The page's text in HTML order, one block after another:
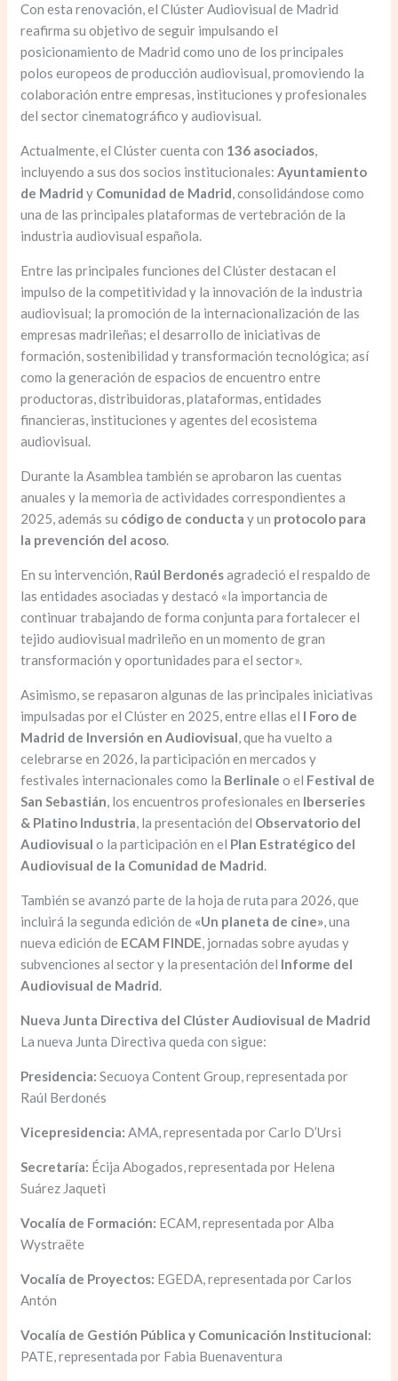
Con esta renovación, el Clúster Audiovisual de Madrid
reafirma su objetivo de seguir impulsando el
posicionamiento de Madrid como uno de los principales
polos europeos de producción audiovisual, promoviendo la
colaboración entre empresas, instituciones y profesionales
del sector cinematográfico y audiovisual.
Actualmente, el Clúster cuenta con 136 asociados,
incluyendo a sus dos socios institucionales:Ayuntamiento
de Madridy Comunidad de Madrid, consolidándose como
una de las principales plataformas de vertebración de la
industria audiovisual española.
Entre las principales funciones del Clúster destacan el
impulso de la competitividad y la innovación de la industria
audiovisual; la promoción de la internacionalización de las
empresas madrileñas; el desarrollo de iniciativas de
formación, sostenibilidad y transformación tecnológica; así
como la generación de espacios de encuentro entre
productoras, distribuidoras, plataformas, entidades
financieras, instituciones y agentes del ecosistema
audiovisual.
Durante la Asamblea también se aprobaron las cuentas
anuales y la memoria de actividades correspondientes a
2025, además su código de conducta y un protocolo para
la prevención del acoso.
En su intervención, Raúl Berdonésagradeció el respaldo de
las entidades asociadas y destacó «la importancia de
continuar trabajando de forma conjunta para fortalecer el
tejido audiovisual madrileño en un momento de gran
transformación y oportunidades para el sector».
Asimismo, se repasaron algunas de las principales iniciativas
impulsadas por el Clúster en 2025, entre ellas el I Foro de
Madrid de Inversión en Audiovisual, que ha vuelto a
celebrarse en 2026, la participación en mercados y
festivales internacionales como la Berlinale o el Festival de
San Sebastián, los encuentros profesionales en Iberseries
& Platino Industria, la presentación del Observatorio del
Audiovisual o la participación en el Plan Estratégico del
Audiovisual de la Comunidad de Madrid.
También se avanzó parte de la hoja de ruta para 2026, que
incluirá la segunda edición de «Un planeta de cine», una
nueva edición de ECAM FINDE, jornadas sobre ayudas y
subvenciones al sector y la presentación del Informe del
Audiovisual de Madrid.
Nueva Junta Directiva del Clúster Audiovisual de Madrid
La nueva Junta Directiva queda con sigue:
Presidencia: Secuoya Content Group, representada por
Raúl Berdonés
Vicepresidencia: AMA, representada por Carlo D’Ursi
Secretaría: Écija Abogados, representada por Helena
Suárez Jaqueti
Vocalía de Formación: ECAM, representada por Alba
Wystraëte
Vocalía de Proyectos: EGEDA, representada por Carlos
Antón
Vocalía de Gestión Pública y Comunicación Institucional:
PATE, representada por Fabia Buenaventura